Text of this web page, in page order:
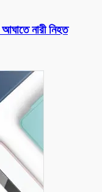
নারী নিহত